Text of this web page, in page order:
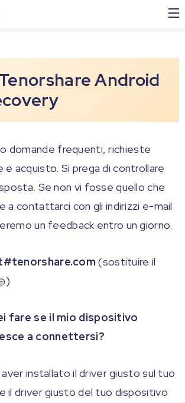
Android
domande frequenti, richieste
e acquisto. Si prega di controllare
Se non vi fosse quello che
a contattarci con gli indirizzi e-mail
un feedback entro un giorno.
(sostituire il
fare se il mio dispositivo
a connettersi?
aver installato il driver giusto sul tuo
il driver giusto del tuo dispositivo